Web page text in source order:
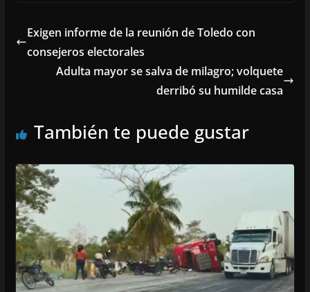
Exigen informe de la reunión de Toledo con
consejeros electorales
Adulta mayor se salva de milagro; volquete
derribó su humilde casa
También te puede gustar